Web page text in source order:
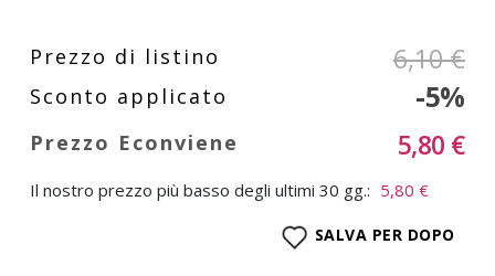
6,10 €
-5%
5,80 €
Il nostro prezzo più basso degli ultimi 30 gg.: 5,80 €
SALVA PER DOPO